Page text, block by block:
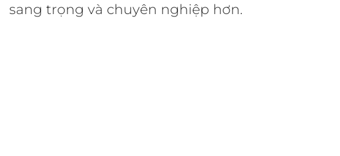
sang trọng và chuyên nghiệp hơn.